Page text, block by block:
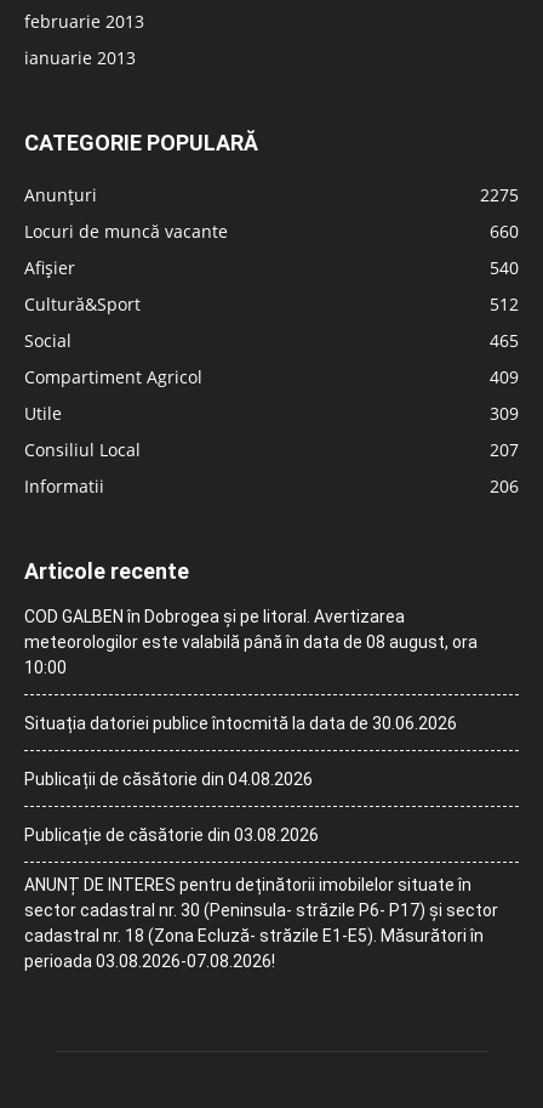
februarie 2013
ianuarie 2013
CATEGORIE POPULARĂ
Anunțuri
2275
Locuri de muncă vacante
660
Afișier
540
Cultură&Sport
512
Social
465
Compartiment Agricol
409
Utile
309
Consiliul Local
207
Informatii
206
Articole recente
COD GALBEN în Dobrogea și pe litoral. Avertizarea
meteorologilor este valabilă până în data de 08 august, ora
10:00
Situația datoriei publice întocmită la data de 30.06.2026
Publicații de căsătorie din 04.08.2026
Publicație de căsătorie din 03.08.2026
ANUNȚ DE INTERES pentru deținătorii imobilelor situate în
sector cadastral nr. 30 (Peninsula- străzile P6- P17) și sector
cadastral nr. 18 (Zona Ecluză- străzile E1-E5). Măsurători în
perioada 03.08.2026-07.08.2026!